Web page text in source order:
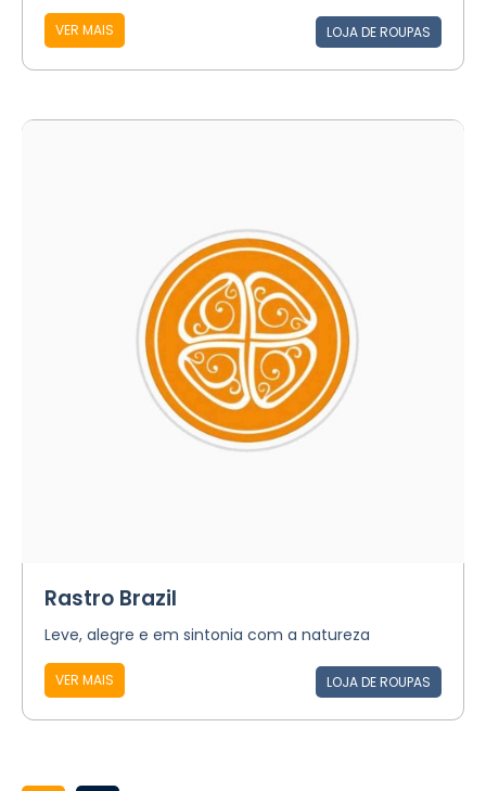
VER MAIS LOJA DE ROUPAS
Rastro Brazil
Leve, alegre e em sintonia com a natureza
VER MAIS LOJA DE ROUPAS